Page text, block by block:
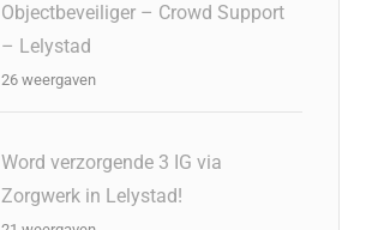
Objectbeveiliger – Crowd Support
– Lelystad
26 weergaven
Word verzorgende 3 IG via
Zorgwerk in Lelystad!